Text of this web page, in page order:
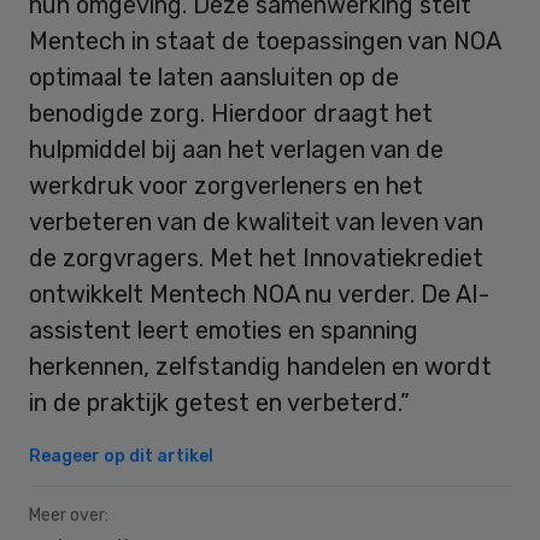
Mentech in staat de toepassingen van NOA
optimaal te laten aansluiten op de
benodigde zorg. Hierdoor draagt het
hulpmiddel bij aan het verlagen van de
werkdruk voor zorgverleners en het
verbeteren van de kwaliteit van leven van
de zorgvragers. Met het Innovatiekrediet
ontwikkelt Mentech NOA nu verder. De AI-
assistent leert emoties en spanning
herkennen, zelfstandig handelen en wordt
in de praktijk getest en verbeterd.”
Reageer op dit artikel
Meer over: